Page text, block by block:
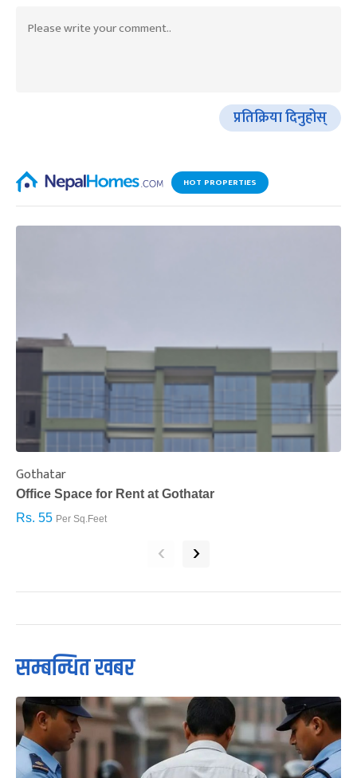
प्रतिक्रिया दिनुहोस्
HOT PROPERTIES
Gothatar
Office Space for Rent at Gothatar
Rs. 55 Per Sq.Feet
‹ ›
सम्बन्धित खबर